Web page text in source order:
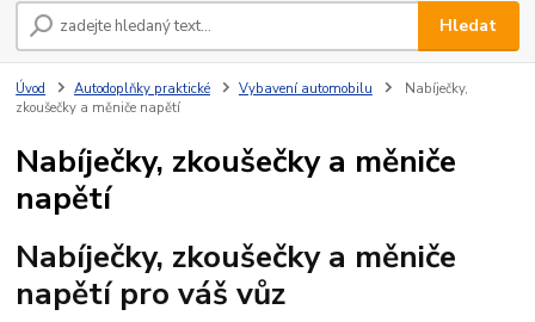
Hledat
Úvod Autodoplňky praktické Vybavení automobilu
Nabíječky,
zkoušečky a měniče napětí
Nabíječky, zkoušečky a měniče
napětí
Nabíječky, zkoušečky a měniče
napětí pro váš vůz